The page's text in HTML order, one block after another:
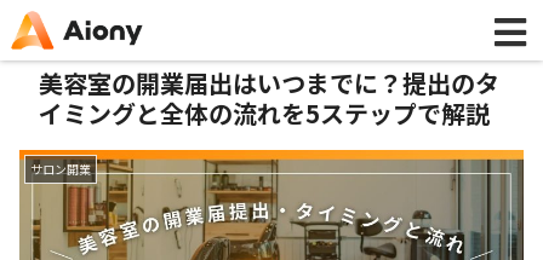
美容室の開業届出はいつまでに？提出のタ
イミングと全体の流れを5ステップで解説
サロン開業